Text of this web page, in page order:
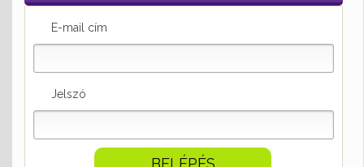
E-mail cím
Jelszó